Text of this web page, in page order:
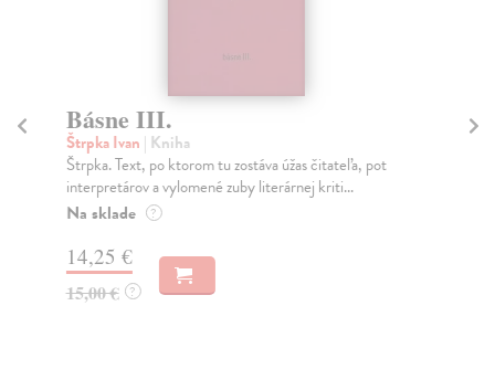
Básne II.
Štrpka Ivan | Kniha
Druhý zväzok zobraných básní člena básnickej skupiny
Osamelí bežci prináša autorizované vydanie štyr...
Zasielame do 14 dní
14,25 €
15,00 € ?